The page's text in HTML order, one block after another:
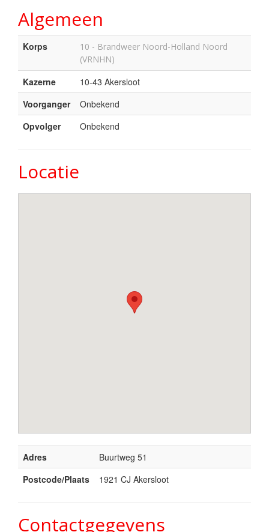
Algemeen
Korps
10 - Brandweer Noord-Holland Noord
(VRNHN)
Kazerne
10-43 Akersloot
Voorganger
Onbekend
Opvolger
Onbekend
Locatie
Adres
Buurtweg 51
Postcode/Plaats
1921 CJ Akersloot
Contactgegevens